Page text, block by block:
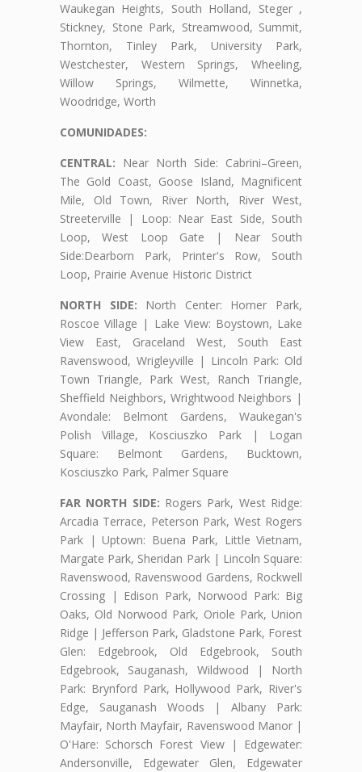
Waukegan Heights, South Holland, Steger ,
Stickney, Stone Park, Streamwood, Summit,
Thornton, Tinley Park, University Park,
Westchester, Western Springs, Wheeling,
Willow Springs, Wilmette, Winnetka,
Woodridge, Worth
COMUNIDADES:
CENTRAL: Near North Side: Cabrini–Green,
The Gold Coast, Goose Island, Magnificent
Mile, Old Town, River North, River West,
Streeterville | Loop: Near East Side, South
Loop, West Loop Gate | Near South
Side:Dearborn Park, Printer's Row, South
Loop, Prairie Avenue Historic District
NORTH SIDE: North Center: Horner Park,
Roscoe Village | Lake View: Boystown, Lake
View East, Graceland West, South East
Ravenswood, Wrigleyville | Lincoln Park: Old
Town Triangle, Park West, Ranch Triangle,
Sheffield Neighbors, Wrightwood Neighbors |
Avondale: Belmont Gardens, Waukegan's
Polish Village, Kosciuszko Park | Logan
Square: Belmont Gardens, Bucktown,
Kosciuszko Park, Palmer Square
FAR NORTH SIDE: Rogers Park, West Ridge:
Arcadia Terrace, Peterson Park, West Rogers
Park | Uptown: Buena Park, Little Vietnam,
Margate Park, Sheridan Park | Lincoln Square:
Ravenswood, Ravenswood Gardens, Rockwell
Crossing | Edison Park, Norwood Park: Big
Oaks, Old Norwood Park, Oriole Park, Union
Ridge | Jefferson Park, Gladstone Park, Forest
Glen: Edgebrook, Old Edgebrook, South
Edgebrook, Sauganash, Wildwood | North
Park: Brynford Park, Hollywood Park, River's
Edge, Sauganash Woods | Albany Park:
Mayfair, North Mayfair, Ravenswood Manor |
O'Hare: Schorsch Forest View | Edgewater:
Andersonville, Edgewater Glen, Edgewater